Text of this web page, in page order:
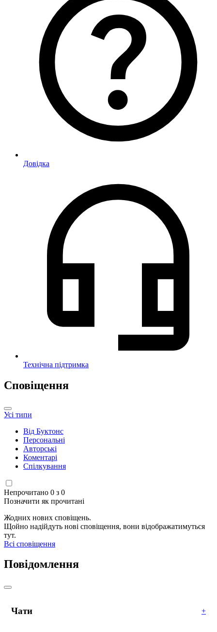
Довідка
Технічна підтримка
Сповіщення
Усі типи
Від Буктонс
Персональні
Авторські
Коментарі
Спілкування
Непрочитано 0 з 0
Позначити як прочитані
Жодних нових сповіщень.
Щойно надійдуть нові сповіщення, вони відображатимуться
тут.
Всі сповіщення
Повідомлення
Чати +